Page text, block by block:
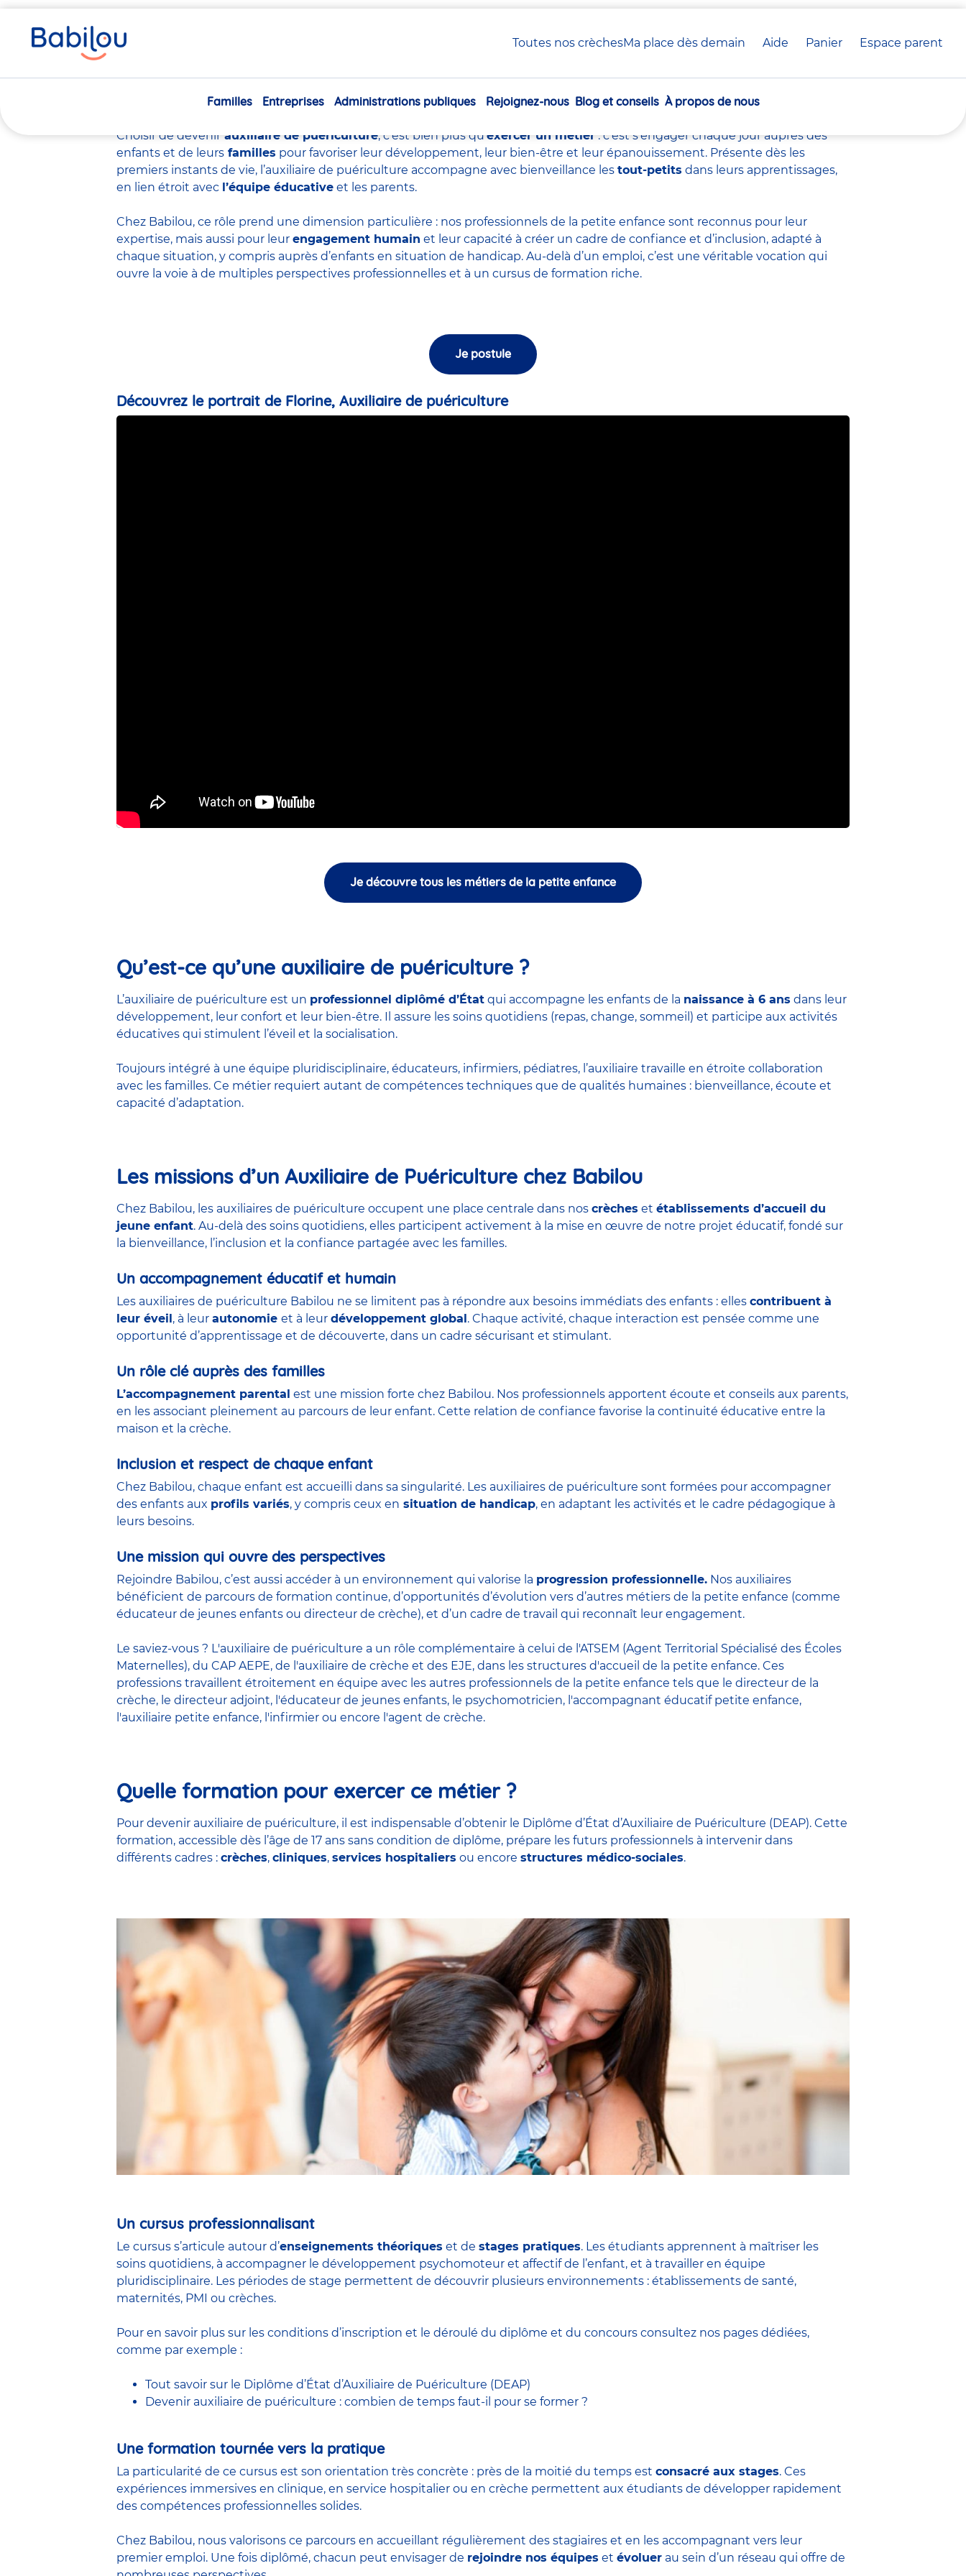
Toutes nos crèchesMa place dès demain Aide Panier crèche(s)
Espace parent
Navigation
Familles Entreprises Administrations publiques Rejoignez-nous Blog et conseils À propos de nous
êtes
ici
essentiel
Choisir de devenirauxiliaire de puériculture, c’est bien plus qu’exercer un métier: c’est s’engager chaque jour auprès des
enfants et de leurs familles pour favoriser leur développement, leur bien-être et leur épanouissement. Présente dès les
premiers instants de vie, l’auxiliaire de puériculture accompagne avec bienveillance les tout-petits dans leurs apprentissages,
en lien étroit avec l’équipe éducative et les parents.
Chez Babilou, ce rôle prend une dimension particulière : nos professionnels de la petite enfance sont reconnus pour leur
expertise, mais aussi pour leur engagement humain et leur capacité à créer un cadre de confiance et d’inclusion, adapté à
chaque situation, y compris auprès d’enfants en situation de handicap. Au-delà d’un emploi, c’est une véritable vocation qui
ouvre la voie à de multiples perspectives professionnelles et à un cursus de formation riche.
Je postule
Découvrez le portrait de Florine, Auxiliaire de puériculture
Je découvre tous les métiers de la petite enfance
Qu’est-ce qu’une auxiliaire de puériculture ?
L’auxiliaire de puériculture est un professionnel diplômé d’État qui accompagne les enfants de la naissance à 6 ans dans leur
développement, leur confort et leur bien-être. Il assure les soins quotidiens (repas, change, sommeil) et participe aux activités
éducatives qui stimulent l’éveil et la socialisation.
Toujours intégré à une équipe pluridisciplinaire, éducateurs, infirmiers, pédiatres, l’auxiliaire travaille en étroite collaboration
avec les familles. Ce métier requiert autant de compétences techniques que de qualités humaines : bienveillance, écoute et
capacité d’adaptation.
Les missions d’un Auxiliaire de Puériculture chez Babilou
Chez Babilou, les auxiliaires de puériculture occupent une place centrale dans nos crèches et établissements d’accueil du
jeune enfant. Au-delà des soins quotidiens, elles participent activement à la mise en œuvre de notre projet éducatif, fondé sur
la bienveillance, l’inclusion et la confiance partagée avec les familles.
Un accompagnement éducatif et humain
Les auxiliaires de puériculture Babilou ne se limitent pas à répondre aux besoins immédiats des enfants : elles contribuent à
leur éveil, à leur autonomie et à leur développement global. Chaque activité, chaque interaction est pensée comme une
opportunité d’apprentissage et de découverte, dans un cadre sécurisant et stimulant.
Un rôle clé auprès des familles
L’accompagnement parental est une mission forte chez Babilou. Nos professionnels apportent écoute et conseils aux parents,
en les associant pleinement au parcours de leur enfant. Cette relation de confiance favorise la continuité éducative entre la
maison et la crèche.
Inclusion et respect de chaque enfant
Chez Babilou, chaque enfant est accueilli dans sa singularité. Les auxiliaires de puériculture sont formées pour accompagner
des enfants aux profils variés, y compris ceux en situation de handicap, en adaptant les activités et le cadre pédagogique à
leurs besoins.
Une mission qui ouvre des perspectives
Rejoindre Babilou, c’est aussi accéder à un environnement qui valorise la progression professionnelle. Nos auxiliaires
bénéficient de parcours de formation continue, d’opportunités d’évolution vers d’autres métiers de la petite enfance (comme
éducateur de jeunes enfants ou directeur de crèche), et d’un cadre de travail qui reconnaît leur engagement.
Le saviez-vous ? L'auxiliaire de puériculture a un rôle complémentaire à celui de l'ATSEM (Agent Territorial Spécialisé des Écoles
Maternelles), du CAP AEPE, de l'auxiliaire de crèche et des EJE, dans les structures d'accueil de la petite enfance. Ces
professions travaillent étroitement en équipe avec les autres professionnels de la petite enfance tels que le directeur de la
crèche, le directeur adjoint, l'éducateur de jeunes enfants, le psychomotricien, l'accompagnant éducatif petite enfance,
l'auxiliaire petite enfance, l'infirmier ou encore l'agent de crèche.
Quelle formation pour exercer ce métier ?
Pour devenir auxiliaire de puériculture, il est indispensable d’obtenir le Diplôme d’État d’Auxiliaire de Puériculture (DEAP). Cette
formation, accessible dès l’âge de 17 ans sans condition de diplôme, prépare les futurs professionnels à intervenir dans
différents cadres : crèches, cliniques, services hospitaliers ou encore structures médico-sociales.
Un cursus professionnalisant
Le cursus s’articule autour d’enseignements théoriques et de stages pratiques. Les étudiants apprennent à maîtriser les
soins quotidiens, à accompagner le développement psychomoteur et affectif de l’enfant, et à travailler en équipe
pluridisciplinaire. Les périodes de stage permettent de découvrir plusieurs environnements : établissements de santé,
maternités, PMI ou crèches.
Pour en savoir plus sur les conditions d’inscription et le déroulé du diplôme et du concours consultez nos pages dédiées,
comme par exemple :
Tout savoir sur le Diplôme d’État d’Auxiliaire de Puériculture (DEAP)
Devenir auxiliaire de puériculture : combien de temps faut-il pour se former ?
Une formation tournée vers la pratique
La particularité de ce cursus est son orientation très concrète : près de la moitié du temps est consacré aux stages. Ces
expériences immersives en clinique, en service hospitalier ou en crèche permettent aux étudiants de développer rapidement
des compétences professionnelles solides.
Chez Babilou, nous valorisons ce parcours en accueillant régulièrement des stagiaires et en les accompagnant vers leur
premier emploi. Une fois diplômé, chacun peut envisager de rejoindre nos équipes et évoluer au sein d’un réseau qui offre de